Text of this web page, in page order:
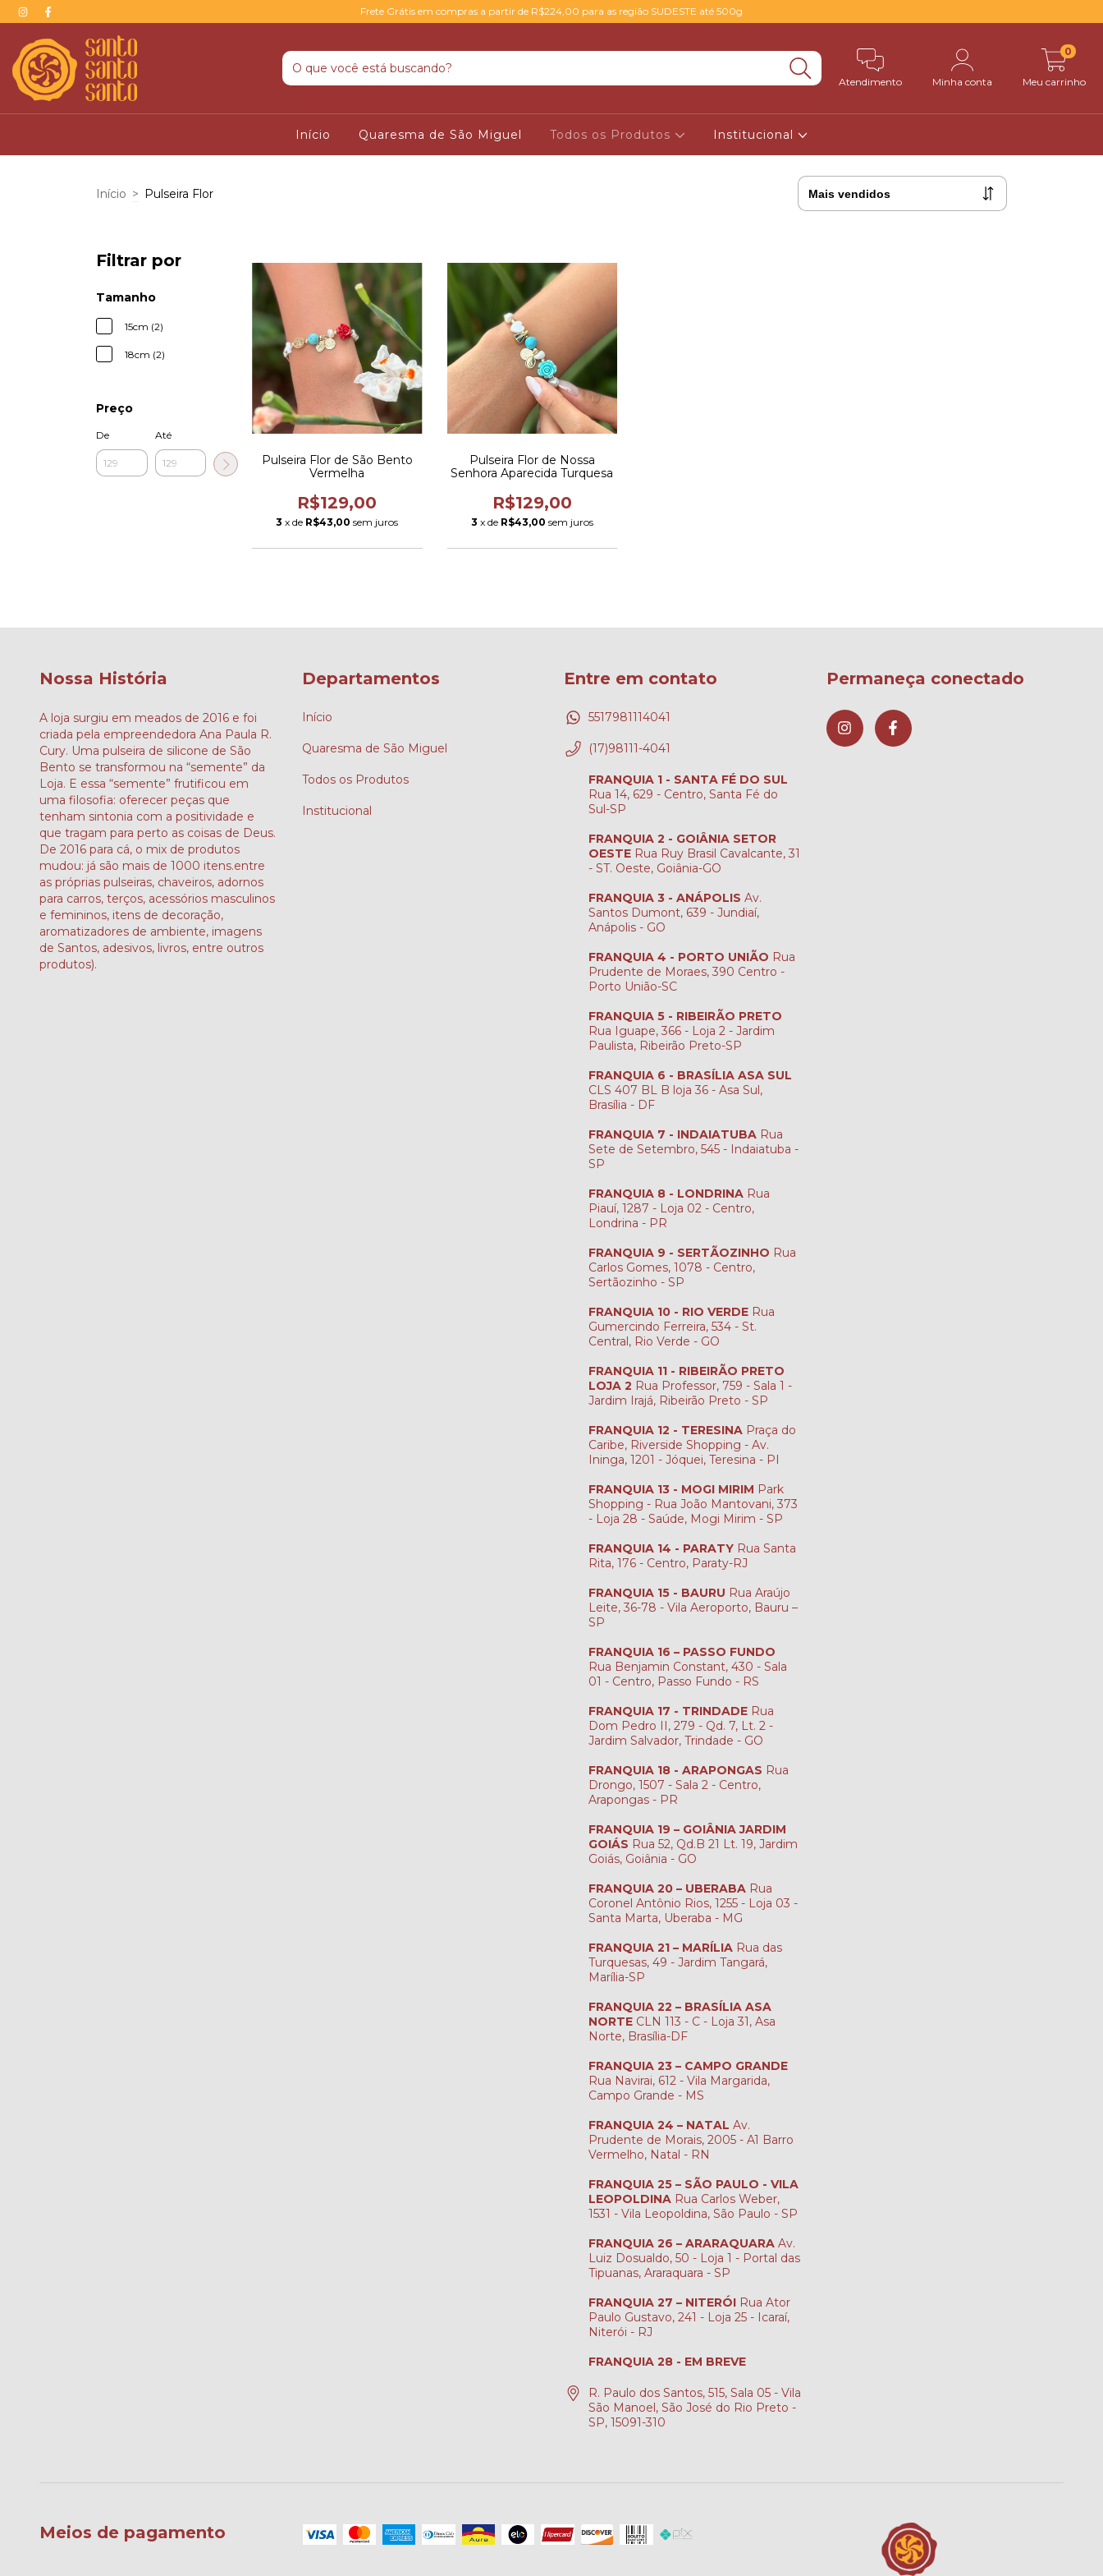
Frete Grátis em compras a partir de R$224,00 para as região SUDESTE até 500g
Atendimento Minha conta Meu carrinho
0
Início Quaresma de São Miguel Todos os Produtos Institucional
Início > Pulseira Flor
Filtrar por
Tamanho
15cm (2)
18cm (2)
Preço
De Até
Pulseira Flor de São Bento
Vermelha
R$129,00
3 x de R$43,00 sem juros
Pulseira Flor de Nossa
Senhora Aparecida Turquesa
R$129,00
3 x de R$43,00 sem juros
Nossa História
A loja surgiu em meados de 2016 e foi
criada pela empreendedora Ana Paula R.
Cury. Uma pulseira de silicone de São
Bento se transformou na “semente” da
Loja. E essa “semente” frutificou em
uma filosofia: oferecer peças que
tenham sintonia com a positividade e
que tragam para perto as coisas de Deus.
De 2016 para cá, o mix de produtos
mudou: já são mais de 1000 itens.entre
as próprias pulseiras, chaveiros, adornos
para carros, terços, acessórios masculinos
e femininos, itens de decoração,
aromatizadores de ambiente, imagens
de Santos, adesivos, livros, entre outros
produtos).
Departamentos
Início
Quaresma de São Miguel
Todos os Produtos
Institucional
Entre em contato
5517981114041
(17)98111-4041
FRANQUIA 1 - SANTA FÉ DO SUL
Rua 14, 629 - Centro, Santa Fé do
Sul-SP
FRANQUIA 2 - GOIÂNIA SETOR
OESTE Rua Ruy Brasil Cavalcante, 31
- ST. Oeste, Goiânia-GO
FRANQUIA 3 - ANÁPOLIS Av.
Santos Dumont, 639 - Jundiaí,
Anápolis - GO
FRANQUIA 4 - PORTO UNIÃO Rua
Prudente de Moraes, 390 Centro -
Porto União-SC
FRANQUIA 5 - RIBEIRÃO PRETO
Rua Iguape, 366 - Loja 2 - Jardim
Paulista, Ribeirão Preto-SP
FRANQUIA 6 - BRASÍLIA ASA SUL
CLS 407 BL B loja 36 - Asa Sul,
Brasília - DF
FRANQUIA 7 - INDAIATUBA Rua
Sete de Setembro, 545 - Indaiatuba -
SP
FRANQUIA 8 - LONDRINA Rua
Piauí, 1287 - Loja 02 - Centro,
Londrina - PR
FRANQUIA 9 - SERTÃOZINHO Rua
Carlos Gomes, 1078 - Centro,
Sertãozinho - SP
FRANQUIA 10 - RIO VERDE Rua
Gumercindo Ferreira, 534 - St.
Central, Rio Verde - GO
FRANQUIA 11 - RIBEIRÃO PRETO
LOJA 2 Rua Professor, 759 - Sala 1 -
Jardim Irajá, Ribeirão Preto - SP
FRANQUIA 12 - TERESINA Praça do
Caribe, Riverside Shopping - Av.
Ininga, 1201 - Jóquei, Teresina - PI
FRANQUIA 13 - MOGI MIRIM Park
Shopping - Rua João Mantovani, 373
- Loja 28 - Saúde, Mogi Mirim - SP
FRANQUIA 14 - PARATY Rua Santa
Rita, 176 - Centro, Paraty-RJ
FRANQUIA 15 - BAURU Rua Araújo
Leite, 36-78 - Vila Aeroporto, Bauru –
SP
FRANQUIA 16 – PASSO FUNDO
Rua Benjamin Constant, 430 - Sala
01 - Centro, Passo Fundo - RS
FRANQUIA 17 - TRINDADE Rua
Dom Pedro II, 279 - Qd. 7, Lt. 2 -
Jardim Salvador, Trindade - GO
FRANQUIA 18 - ARAPONGAS Rua
Drongo, 1507 - Sala 2 - Centro,
Arapongas - PR
FRANQUIA 19 – GOIÂNIA JARDIM
GOIÁS Rua 52, Qd.B 21 Lt. 19, Jardim
Goiás, Goiânia - GO
FRANQUIA 20 – UBERABA Rua
Coronel Antônio Rios, 1255 - Loja 03 -
Santa Marta, Uberaba - MG
FRANQUIA 21 – MARÍLIA Rua das
Turquesas, 49 - Jardim Tangará,
Marília-SP
FRANQUIA 22 – BRASÍLIA ASA
NORTE CLN 113 - C - Loja 31, Asa
Norte, Brasília-DF
FRANQUIA 23 – CAMPO GRANDE
Rua Navirai, 612 - Vila Margarida,
Campo Grande - MS
FRANQUIA 24 – NATAL Av.
Prudente de Morais, 2005 - A1 Barro
Vermelho, Natal - RN
FRANQUIA 25 – SÃO PAULO - VILA
LEOPOLDINA Rua Carlos Weber,
1531 - Vila Leopoldina, São Paulo - SP
FRANQUIA 26 – ARARAQUARA Av.
Luiz Dosualdo, 50 - Loja 1 - Portal das
Tipuanas, Araraquara - SP
FRANQUIA 27 – NITERÓI Rua Ator
Paulo Gustavo, 241 - Loja 25 - Icaraí,
Niterói - RJ
FRANQUIA 28 - EM BREVE
R. Paulo dos Santos, 515, Sala 05 - Vila
São Manoel, São José do Rio Preto -
SP, 15091-310
Permaneça conectado
Meios de pagamento